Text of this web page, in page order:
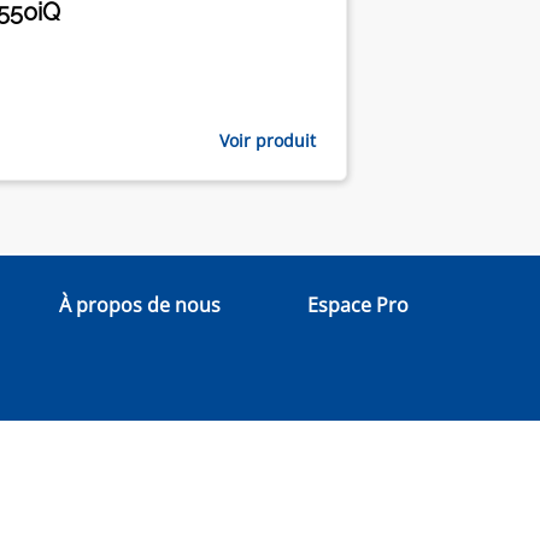
Voir produit
À propos de nous Espace Pro